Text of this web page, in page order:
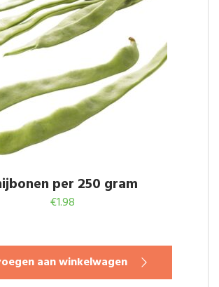
per 250 gram
€1.98
aan winkelwagen